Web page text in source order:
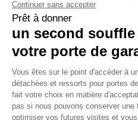
ci-dessous les
Normstahl disponibles:
-Mandrin fixe
A330780-
- Mandrin parachute
-Mandrin de serrage